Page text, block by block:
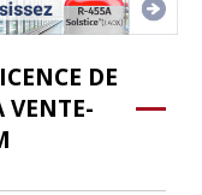
DE
VENTE-